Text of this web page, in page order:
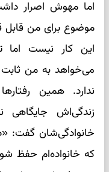
اما مهوش اصرار
موضوع برای من قابل
این کار نیست
می‌خواهد به من
ندارد. همین
زندگی‌اش جایگاهی
خانوادگی‌شان گفت:
که خانواده‌ام حفظ